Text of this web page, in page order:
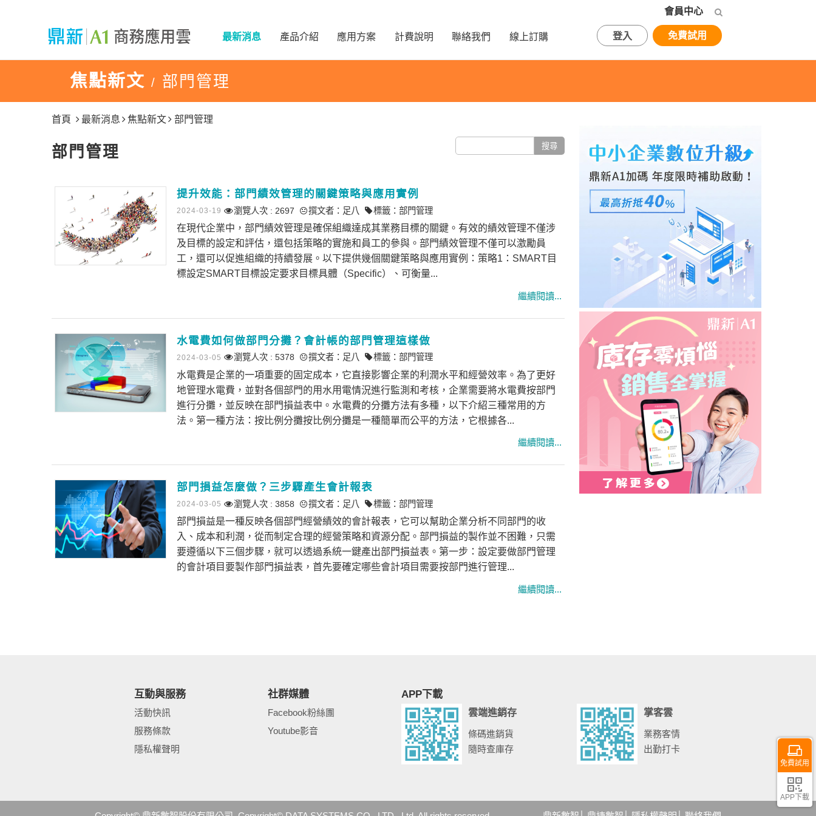
會員中心
最新消息 產品介紹 應用方案 計費說明 聯絡我們 線上訂購 登入 免費試用
焦點新文 / 部門管理
首頁 最新消息 焦點新文 部門管理
部門管理
提升效能：部門績效管理的關鍵策略與應用實例
2024-03-19 瀏覽人次 : 2697 撰文者： 足八 標籤： 部門管理
在現代企業中，部門績效管理是確保組織達成其業務目標的關鍵。有效的績效管理不僅涉
及目標的設定和評估，還包括策略的實施和員工的參與。部門績效管理不僅可以激勵員
工，還可以促進組織的持續發展。以下提供幾個關鍵策略與應用實例：策略1：SMART目
標設定SMART目標設定要求目標具體（Specific）、可衡量...
水電費如何做部門分攤？會計帳的部門管理這樣做
2024-03-05 瀏覽人次 : 5378 撰文者： 足八 標籤： 部門管理
水電費是企業的一項重要的固定成本，它直接影響企業的利潤水平和經營效率。為了更好
地管理水電費，並對各個部門的用水用電情況進行監測和考核，企業需要將水電費按部門
進行分攤，並反映在部門損益表中。水電費的分攤方法有多種，以下介紹三種常用的方
法。第一種方法：按比例分攤按比例分攤是一種簡單而公平的方法，它根據各...
部門損益怎麼做？三步驟產生會計報表
2024-03-05 瀏覽人次 : 3858 撰文者： 足八 標籤： 部門管理
部門損益是一種反映各個部門經營績效的會計報表，它可以幫助企業分析不同部門的收
入、成本和利潤，從而制定合理的經營策略和資源分配。部門損益的製作並不困難，只需
要遵循以下三個步驟，就可以透過系統一鍵產出部門損益表。第一步：設定要做部門管理
的會計項目要製作部門損益表，首先要確定哪些會計項目需要按部門進行管理...
免費試用
APP下載
互動與服務
活動快訊
服務條款
隱私權聲明
社群媒體
Facebook粉絲團
Youtube影音
APP下載
雲端進銷存
條碼進銷貨
隨時查庫存
掌客雲
業務客情
出勤打卡